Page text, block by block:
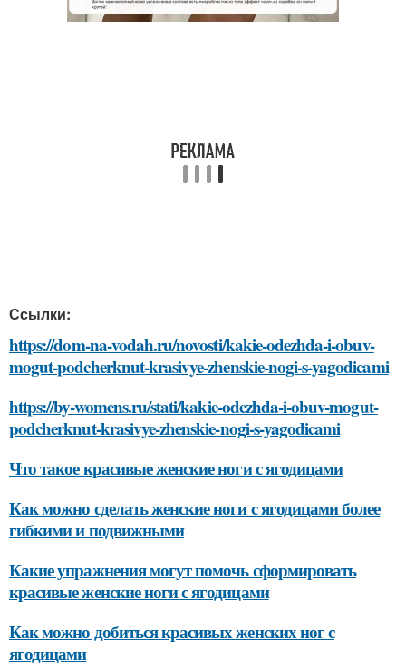
Ссылки:
https://dom-na-vodah.ru/novosti/kakie-odezhda-i-obuv-
mogut-podcherknut-krasivye-zhenskie-nogi-s-yagodicami
https://by-womens.ru/stati/kakie-odezhda-i-obuv-mogut-
podcherknut-krasivye-zhenskie-nogi-s-yagodicami
Что такое красивые женские ноги с ягодицами
Как можно сделать женские ноги с ягодицами более
гибкими и подвижными
Какие упражнения могут помочь сформировать
красивые женские ноги с ягодицами
Как можно добиться красивых женских ног с
ягодицами